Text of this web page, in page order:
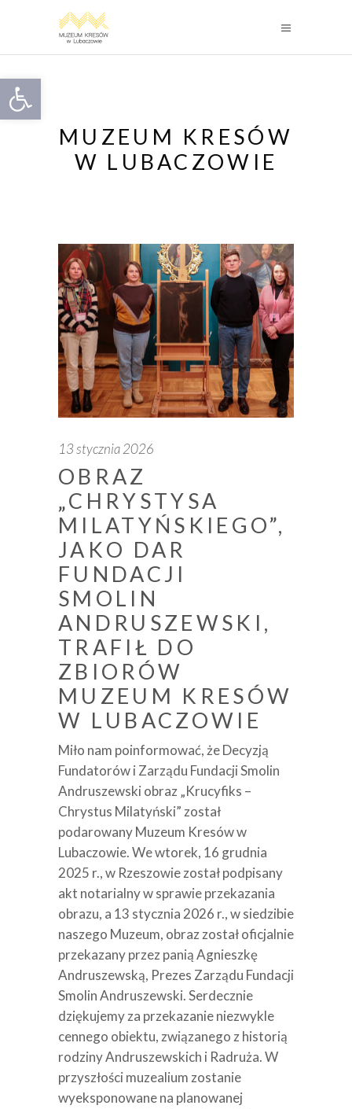
Otwórz pasek narzędzi
MUZEUM KRESÓW
W LUBACZOWIE
13 stycznia 2026
OBRAZ
„CHRYSTYSA
MILATYŃSKIEGO”,
JAKO DAR
FUNDACJI
SMOLIN
ANDRUSZEWSKI,
TRAFIŁ DO
ZBIORÓW
MUZEUM KRESÓW
W LUBACZOWIE
Miło nam poinformować, że Decyzją
Fundatorów i Zarządu Fundacji Smolin
Andruszewski obraz „Krucyfiks –
Chrystus Milatyński” został
podarowany Muzeum Kresów w
Lubaczowie. We wtorek, 16 grudnia
2025 r., w Rzeszowie został podpisany
akt notarialny w sprawie przekazania
obrazu, a 13 stycznia 2026 r., w siedzibie
naszego Muzeum, obraz został oficjalnie
przekazany przez panią Agnieszkę
Andruszewską, Prezes Zarządu Fundacji
Smolin Andruszewski. Serdecznie
dziękujemy za przekazanie niezwykle
cennego obiektu, związanego z historią
rodziny Andruszewskich i Radruża. W
przyszłości muzealium zostanie
wyeksponowane na planowanej